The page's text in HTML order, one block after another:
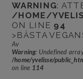
WARNING:
/HOME/
ON LINE 94
>BÄSTA
Av
Warning: Undefined
/home/yvelisse/
on line 114